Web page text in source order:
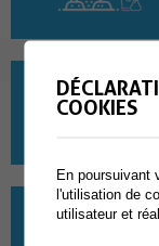
COOKIES
En poursuivant
l'utilisation de
utilisateur et